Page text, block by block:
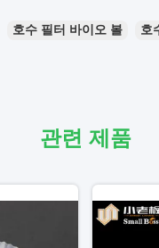
호수 필터 바이오 볼 호
관련 제품